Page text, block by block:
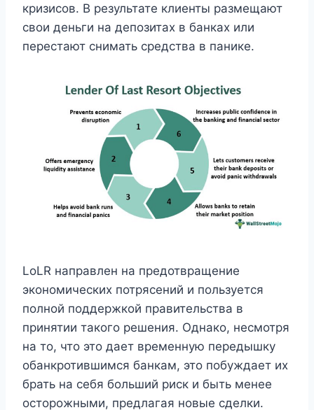
кризисов. В результате клиенты размещают
свои деньги на депозитах в банках или
перестают снимать средства в панике.
LoLR направлен на предотвращение
экономических потрясений и пользуется
полной поддержкой правительства в
принятии такого решения. Однако, несмотря
на то, что это дает временную передышку
обанкротившимся банкам, это побуждает их
брать на себя больший риск и быть менее
осторожными, предлагая новые сделки.